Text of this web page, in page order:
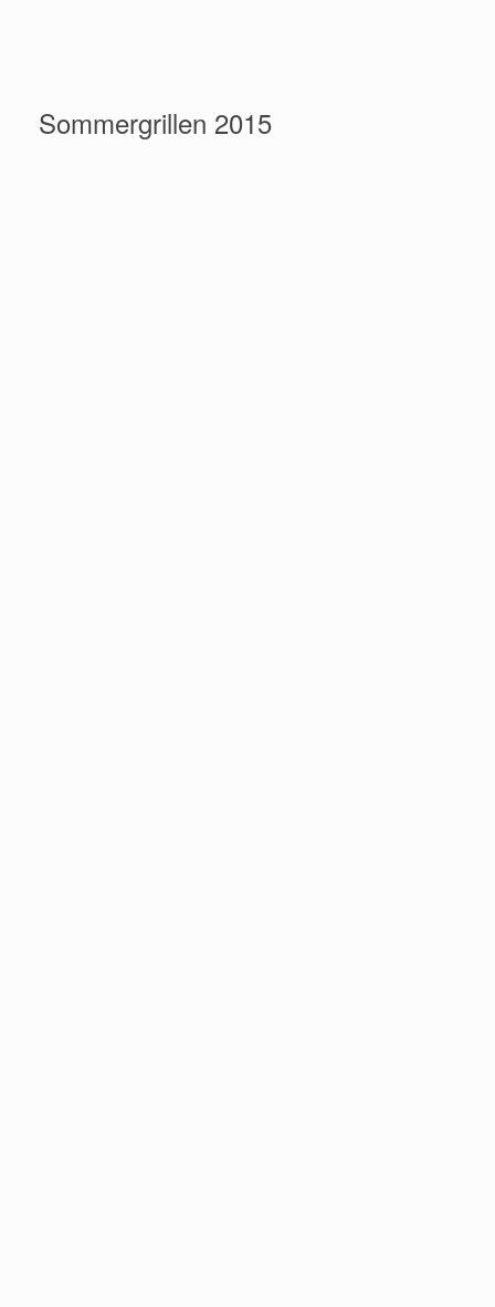
Sommergrillen 2015